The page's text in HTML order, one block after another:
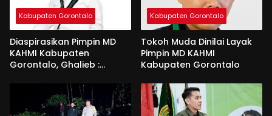
Kabupaten Gorontalo
Diaspirasikan Pimpin MD
KAHMI Kabupaten
Gorontalo, Ghalieb :
Kabupaten Gorontalo
Tokoh Muda Dinilai Layak
Pimpin MD KAHMI
Kabupaten Gorontalo